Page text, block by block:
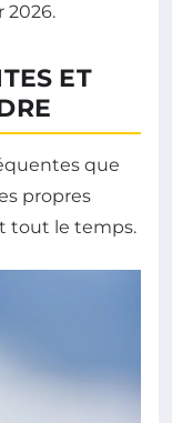
2026.
ET
que
propres
tout le temps.